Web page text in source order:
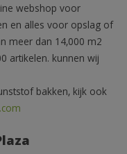
webshop voor
en alles voor opslag of
meer dan 14,000 m2
artikelen. kunnen wij
bakken, kijk ook